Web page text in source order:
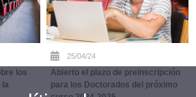
los
la
25/04/24
Abierto el plazo de preinscripción
para los Doctorados del próximo